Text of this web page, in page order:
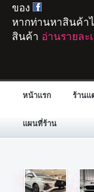
ของ
หากท่านหาสินค้า
สินค้า อ่านรายละ
หน้าแรก ร้านแ
แผนที่ร้าน